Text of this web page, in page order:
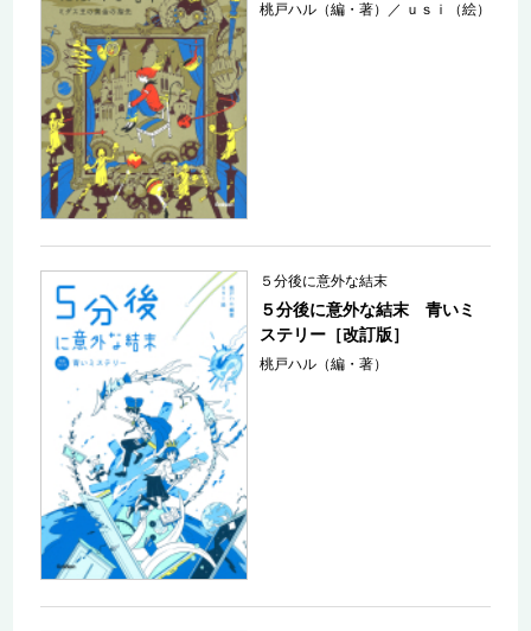
桃戸ハル（編・著） ／ ｕｓｉ（絵）
５分後に意外な結末
５分後に意外な結末 青いミ
ステリー［改訂版］
桃戸ハル（編・著）